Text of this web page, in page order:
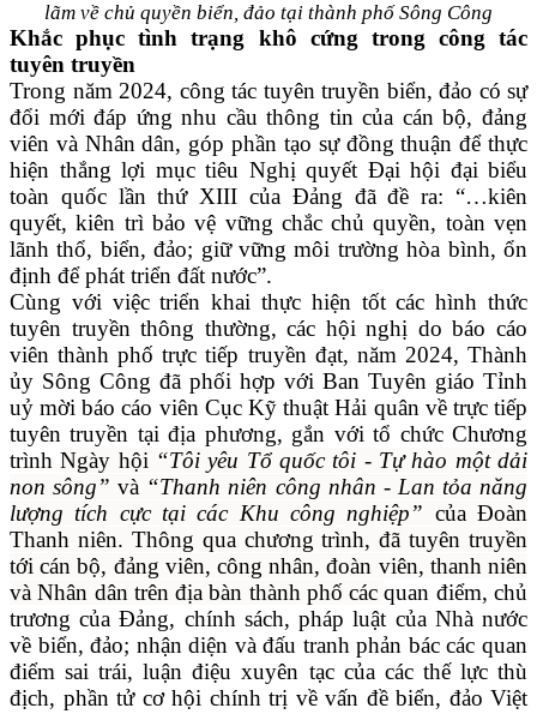
lãm về chủ quyền biển, đảo tại thành phố Sông Công
Khắc phục tình trạng khô cứng trong công tác
tuyên truyền
Trong năm 2024, công tác tuyên truyền biển, đảo có sự
đổi mới đáp ứng nhu cầu thông tin của cán bộ, đảng
viên và Nhân dân, góp phần tạo sự đồng thuận để thực
hiện thắng lợi mục tiêu Nghị quyết Đại hội đại biểu
toàn quốc lần thứ XIII của Đảng đã đề ra: “…kiên
quyết, kiên trì bảo vệ vững chắc chủ quyền, toàn vẹn
lãnh thổ, biển, đảo; giữ vững môi trường hòa bình, ổn
định để phát triển đất nước”.
Cùng với việc triển khai thực hiện tốt các hình thức
tuyên truyền thông thường, các hội nghị do báo cáo
viên thành phố trực tiếp truyền đạt, năm 2024, Thành
ủy Sông Công đã phối hợp với Ban Tuyên giáo Tỉnh
uỷ mời báo cáo viên Cục Kỹ thuật Hải quân về trực tiếp
tuyên truyền tại địa phương, gắn với tổ chức Chương
trìnhNgày hội “Tôi yêu Tổ quốc tôi - Tự hào một dải
non sông” và “Thanh niên công nhân - Lan tỏa năng
lượng tích cực tại các Khu công nghiệp” của Đoàn
Thanh niên. Thông qua chương trình, đã tuyên truyền
tới cán bộ, đảng viên, công nhân, đoàn viên, thanh niên
và Nhân dân trên địa bàn thành phố cácquan điểm, chủ
trương của Đảng, chính sách, pháp luật của Nhà nước
về biển, đảo; nhận diện và đấu tranh phản bác các quan
điểm sai trái, luận điệu xuyên tạc của các thế lực thù
địch, phần tử cơ hội chính trị về vấn đề biển, đảo Việt